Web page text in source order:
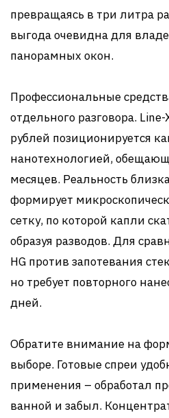
превращаясь в три литра
выгода очевидна для
панорамных окон.
Профессиональные
отдельного разговора.
рублей позиционируется
нанотехнологией,
месяцев. Реальность
формирует
сетку, по которой капли
образуя разводов. Для
HG против запотевания
но требует повторного
дней.
Обратите внимание на
выборе. Готовые спреи
применения – обработал
ванной и забыл.